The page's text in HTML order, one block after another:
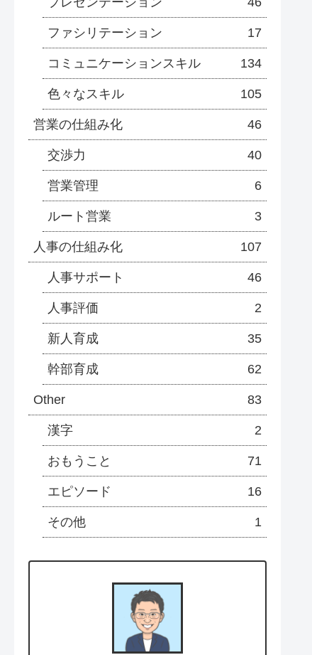
ファシリテーション 17
コミュニケーションスキル 134
色々なスキル 105
営業の仕組み化 46
交渉力 40
営業管理 6
ルート営業 3
人事の仕組み化 107
人事サポート 46
人事評価 2
新人育成 35
幹部育成 62
Other 83
漢字 2
おもうこと 71
エピソード 16
その他 1